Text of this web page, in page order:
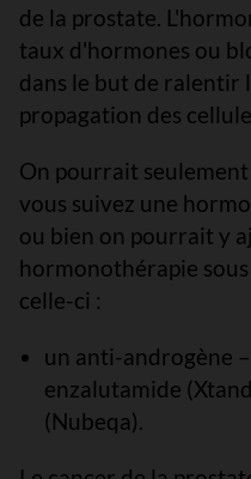
de la prostate.
taux d'hormones ou
dans le but de ralentir
propagation des
On pourrait
vous suivez une
ou bien on pourrait y
hormonothérapie
celle-ci :
un anti-androgène
enzalutamide
(Nubeqa).